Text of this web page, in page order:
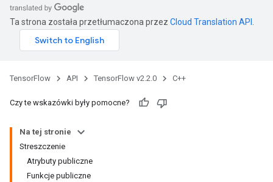
Ta strona została przetłumaczona przez Cloud Translation API
TensorFlow API TensorFlow v2.2.0 C++
Czy te wskazówki były pomocne?
Na tej stronie
Streszczenie
Atrybuty publiczne
Funkcje publiczne